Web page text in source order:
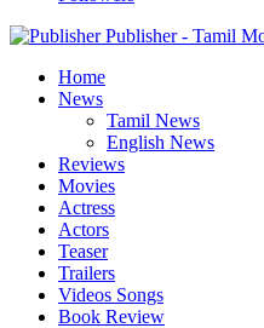
Publisher - Tamil
Home
News
Tamil News
English News
Reviews
Movies
Actress
Actors
Teaser
Trailers
Videos Songs
Book Review